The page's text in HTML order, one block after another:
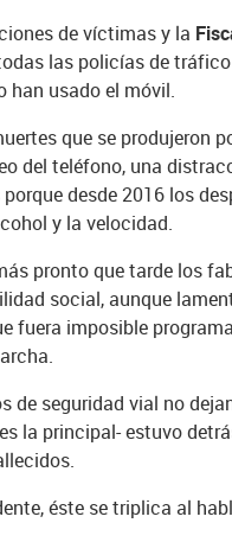
de víctimas y la
las policías de
han usado el móvil.
que se produjeron
del teléfono, una
desde 2016 los
y la velocidad.
pronto que tarde los
social, aunque
fuera imposible
de seguridad vial no
la principal- estuvo
éste se triplica al